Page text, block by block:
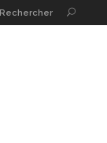
Rechercher